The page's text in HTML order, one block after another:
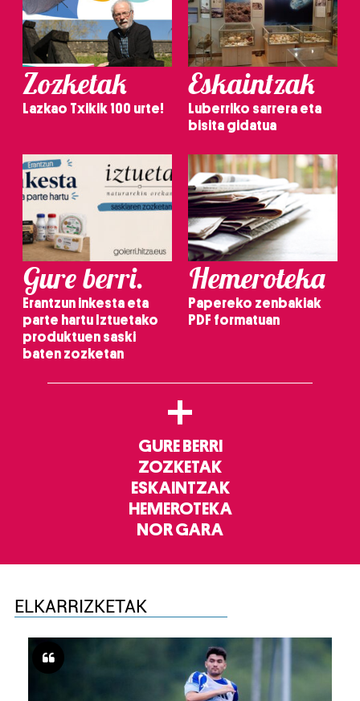
Zozketak
Lazkao Txikik 100 urte!
Eskaintzak
Luberriko sarrera eta
bisita gidatua
Gure berri.
Erantzun inkesta eta
parte hartu Iztuetako
produktuen saski
baten zozketan
Hemeroteka
Papereko zenbakiak
PDF formatuan
+
GURE BERRI
ZOZKETAK
ESKAINTZAK
HEMEROTEKA
NOR GARA
ELKARRIZKETAK